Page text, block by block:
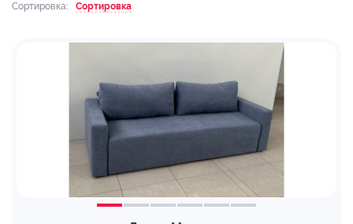
Сортировка: Сортировка